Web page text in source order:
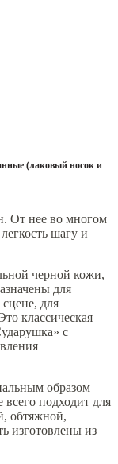
(лаковый носок и
От нее во многом
шагу и
черной кожи,
для
для
классическая
с
образом
всего подходит для
обтяжной,
изготовлены из